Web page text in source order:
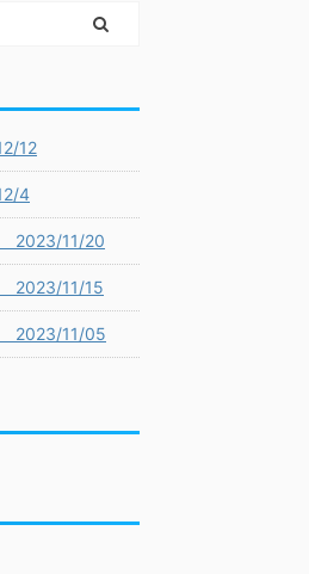
12
4
2023/11/20
2023/11/15
2023/11/05